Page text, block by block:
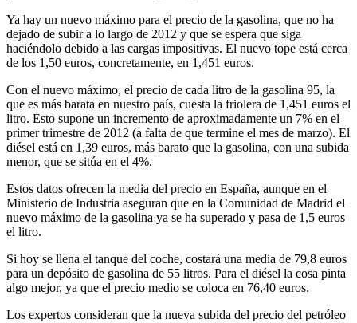
Ya hay un nuevo máximo para el precio de la gasolina, que no ha
dejado de subir a lo largo de 2012 y que se espera que siga
haciéndolo debido a las cargas impositivas. El nuevo tope está cerca
de los 1,50 euros, concretamente, en 1,451 euros.
Con el nuevo máximo, el precio de cada litro de la gasolina 95, la
que es más barata en nuestro país, cuesta la friolera de 1,451 euros el
litro. Esto supone un incremento de aproximadamente un 7% en el
primer trimestre de 2012 (a falta de que termine el mes de marzo). El
diésel está en 1,39 euros, más barato que la gasolina, con una subida
menor, que se sitúa en el 4%.
Estos datos ofrecen la media del precio en España, aunque en el
Ministerio de Industria aseguran que en la Comunidad de Madrid el
nuevo máximo de la gasolina ya se ha superado y pasa de 1,5 euros
el litro.
Si hoy se llena el tanque del coche, costará una media de 79,8 euros
para un depósito de gasolina de 55 litros. Para el diésel la cosa pinta
algo mejor, ya que el precio medio se coloca en 76,40 euros.
Los expertos consideran que la nueva subida del precio del petróleo